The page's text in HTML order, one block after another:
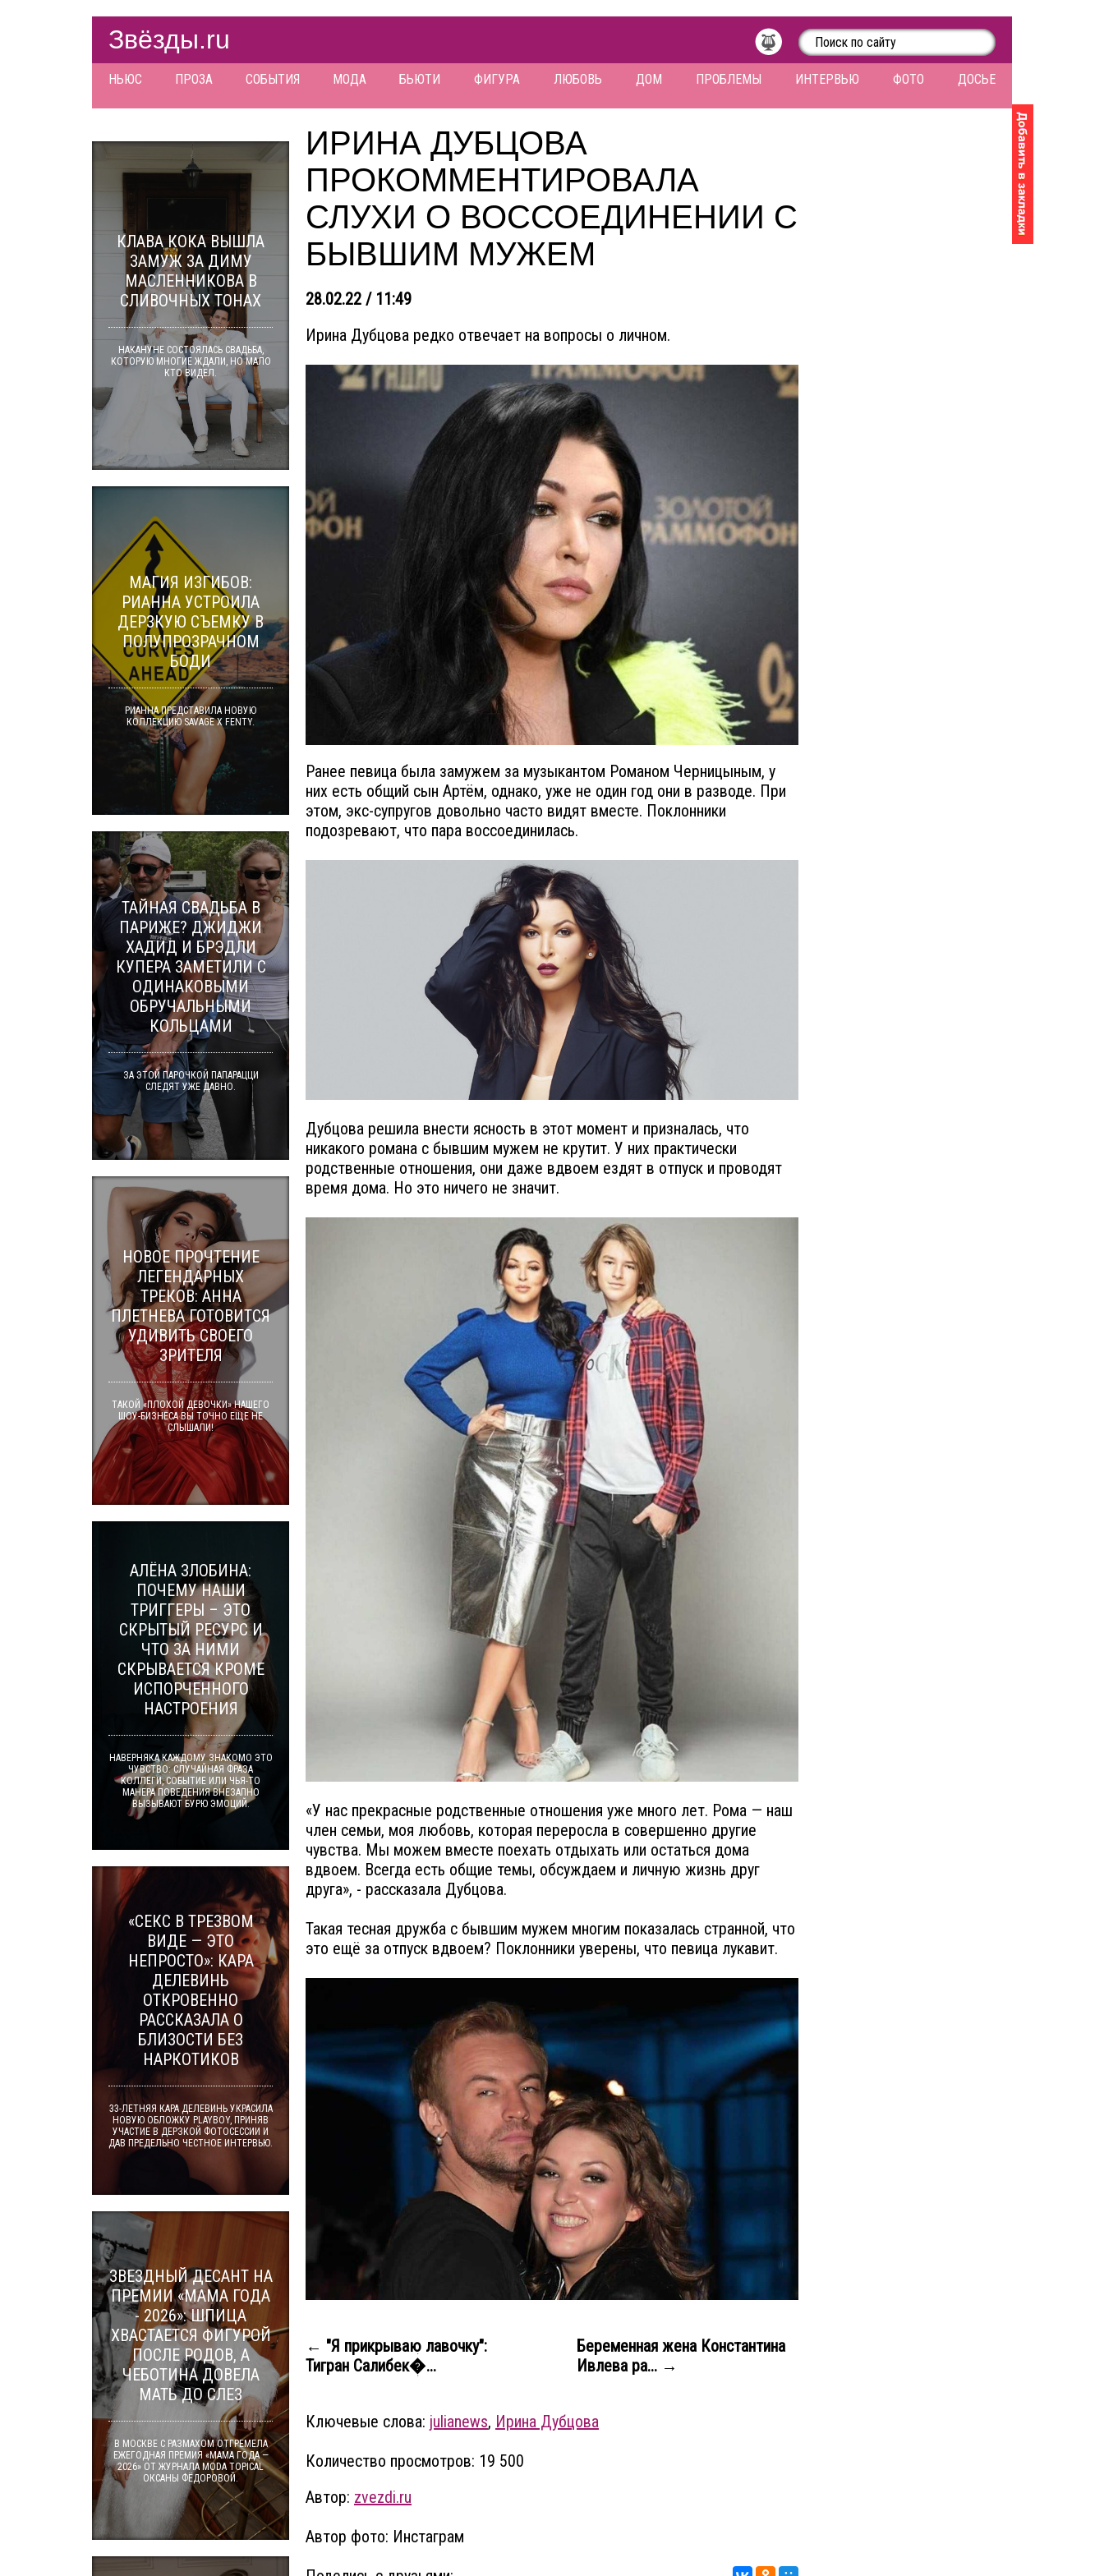
Звёзды.ru
НЬЮС ПРОЗА СОБЫТИЯ МОДА БЬЮТИ ФИГУРА ЛЮБОВЬ ДОМ ПРОБЛЕМЫ ИНТЕРВЬЮ ФОТО ДОСЬЕ
ИРИНА ДУБЦОВА
ПРОКОММЕНТИРОВАЛА
СЛУХИ О ВОССОЕДИНЕНИИ С
БЫВШИМ МУЖЕМ
28.02.22 / 11:49
Ирина Дубцова редко отвечает на вопросы о личном.
Ранее певица была замужем за музыкантом Романом Черницыным, у
них есть общий сын Артём, однако, уже не один год они в разводе. При
этом, экс-супругов довольно часто видят вместе. Поклонники
подозревают, что пара воссоединилась.
Дубцова решила внести ясность в этот момент и призналась, что
никакого романа с бывшим мужем не крутит. У них практически
родственные отношения, они даже вдвоем ездят в отпуск и проводят
время дома. Но это ничего не значит.
«У нас прекрасные родственные отношения уже много лет. Рома — наш
член семьи, моя любовь, которая переросла в совершенно другие
чувства. Мы можем вместе поехать отдыхать или остаться дома
вдвоем. Всегда есть общие темы, обсуждаем и личную жизнь друг
друга», - рассказала Дубцова.
Такая тесная дружба с бывшим мужем многим показалась странной, что
это ещё за отпуск вдвоем? Поклонники уверены, что певица лукавит.
← "Я прикрываю лавочку":
Тигран Салибек�...
Беременная жена Константина
Ивлева ра... →
Ключевые слова: julianews, Ирина Дубцова
Количество просмотров: 19 500
Автор: zvezdi.ru
Автор фото: Инстаграм
КЛАВА КОКА ВЫШЛА
ЗАМУЖ ЗА ДИМУ
МАСЛЕННИКОВА В
СЛИВОЧНЫХ ТОНАХ
НАКАНУНЕ СОСТОЯЛАСЬ СВАДЬБА,
КОТОРУЮ МНОГИЕ ЖДАЛИ, НО МАЛО
КТО ВИДЕЛ.
МАГИЯ ИЗГИБОВ:
РИАННА УСТРОИЛА
ДЕРЗКУЮ СЪЕМКУ В
ПОЛУПРОЗРАЧНОМ
БОДИ
РИАННА ПРЕДСТАВИЛА НОВУЮ
КОЛЛЕКЦИЮ SAVAGE X FENTY.
ТАЙНАЯ СВАДЬБА В
ПАРИЖЕ? ДЖИДЖИ
ХАДИД И БРЭДЛИ
КУПЕРА ЗАМЕТИЛИ С
ОДИНАКОВЫМИ
ОБРУЧАЛЬНЫМИ
КОЛЬЦАМИ
ЗА ЭТОЙ ПАРОЧКОЙ ПАПАРАЦЦИ
СЛЕДЯТ УЖЕ ДАВНО.
НОВОЕ ПРОЧТЕНИЕ
ЛЕГЕНДАРНЫХ
ТРЕКОВ: АННА
ПЛЕТНЕВА ГОТОВИТСЯ
УДИВИТЬ СВОЕГО
ЗРИТЕЛЯ
ТАКОЙ «ПЛОХОЙ ДЕВОЧКИ» НАШЕГО
ШОУ-БИЗНЕСА ВЫ ТОЧНО ЕЩЕ НЕ
СЛЫШАЛИ!
АЛЁНА ЗЛОБИНА:
ПОЧЕМУ НАШИ
ТРИГГЕРЫ – ЭТО
СКРЫТЫЙ РЕСУРС И
ЧТО ЗА НИМИ
СКРЫВАЕТСЯ КРОМЕ
ИСПОРЧЕННОГО
НАСТРОЕНИЯ
НАВЕРНЯКА КАЖДОМУ ЗНАКОМО ЭТО
ЧУВСТВО: СЛУЧАЙНАЯ ФРАЗА
КОЛЛЕГИ, СОБЫТИЕ ИЛИ ЧЬЯ-ТО
МАНЕРА ПОВЕДЕНИЯ ВНЕЗАПНО
ВЫЗЫВАЮТ БУРЮ ЭМОЦИЙ.
«СЕКС В ТРЕЗВОМ
ВИДЕ — ЭТО
НЕПРОСТО»: КАРА
ДЕЛЕВИНЬ
ОТКРОВЕННО
РАССКАЗАЛА О
БЛИЗОСТИ БЕЗ
НАРКОТИКОВ
33-ЛЕТНЯЯ КАРА ДЕЛЕВИНЬ УКРАСИЛА
НОВУЮ ОБЛОЖКУ PLAYBOY, ПРИНЯВ
УЧАСТИЕ В ДЕРЗКОЙ ФОТОСЕССИИ И
ДАВ ПРЕДЕЛЬНО ЧЕСТНОЕ ИНТЕРВЬЮ.
ЗВЕЗДНЫЙ ДЕСАНТ НА
ПРЕМИИ «МАМА ГОДА
- 2026»: ШПИЦА
ХВАСТАЕТСЯ ФИГУРОЙ
ПОСЛЕ РОДОВ, А
ЧЕБОТИНА ДОВЕЛА
МАТЬ ДО СЛЕЗ
В МОСКВЕ С РАЗМАХОМ ОТГРЕМЕЛА
ЕЖЕГОДНАЯ ПРЕМИЯ «МАМА ГОДА —
2026» ОТ ЖУРНАЛА MODA TOPICAL
ОКСАНЫ ФЁДОРОВОЙ.